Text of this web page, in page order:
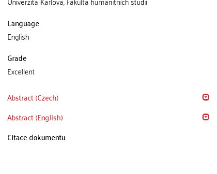
Language
English
Grade
Excellent
Abstract (Czech)
Abstract (English)
Citace dokumentu